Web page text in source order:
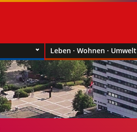
Leben · Wohnen · Umwelt